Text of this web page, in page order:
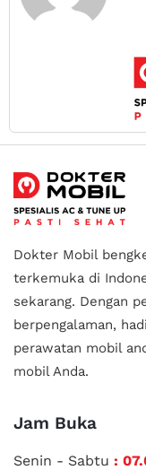
Dokter Mobil
terkemuka di
sekarang. Dengan
berpengalaman,
perawatan mobil
mobil Anda.
Jam Buka
Senin - Sabtu :